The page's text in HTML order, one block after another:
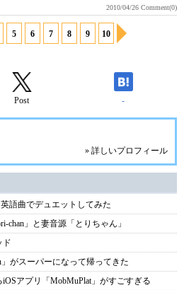
2010/04/26 Comment(0)
5 6 7 8 9 10
Post -
» 詳しいプロフィール
語曲でデュエットしてみた
chan」と妻音源「とりちゃん」
ド
がスーパーになって帰ってきた
アプリ「MobMuPlat」がすごすぎる